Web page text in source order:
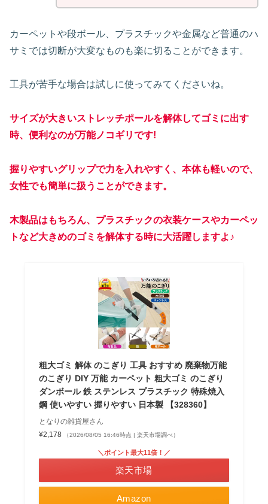
カーペットや段ボール、プラスチックや金属など普通のハ
サミでは切断が大変なものも楽に切ることができます。
工具が苦手な場合は試しに使ってみてくださいね。
サイズが大きいストレッチポールを解体してゴミに出す
時、便利なのが万能ノコギリです!
握りやすいグリップで力を入れやすく、本体も軽いので、
女性でも簡単に扱うことができます。
木製品はもちろん、プラスチックの衣装ケースやカーペッ
トなど大きめのゴミを解体する時に大活躍しますよ♪
粗大ゴミ 解体 のこぎり 工具 おすすめ 廃棄物万能
のこぎり DIY 万能 カーペット 粗大ゴミ のこぎり
ダンボール 鉄 ステンレス プラスチック 特殊焼入
鋼 使いやすい 握りやすい 日本製 【328360】
となりの雑貨屋さん
¥2,178
（2026/08/05 16:46時点 | 楽天市場調べ）
Amazon
＼ポイント最大11倍！／
楽天市場